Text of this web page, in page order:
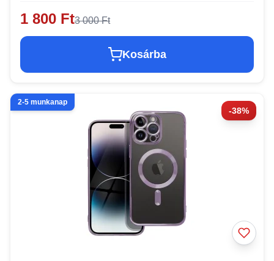
1 800 Ft3 000 Ft
Kosárba
-38%
2-5 munkanap